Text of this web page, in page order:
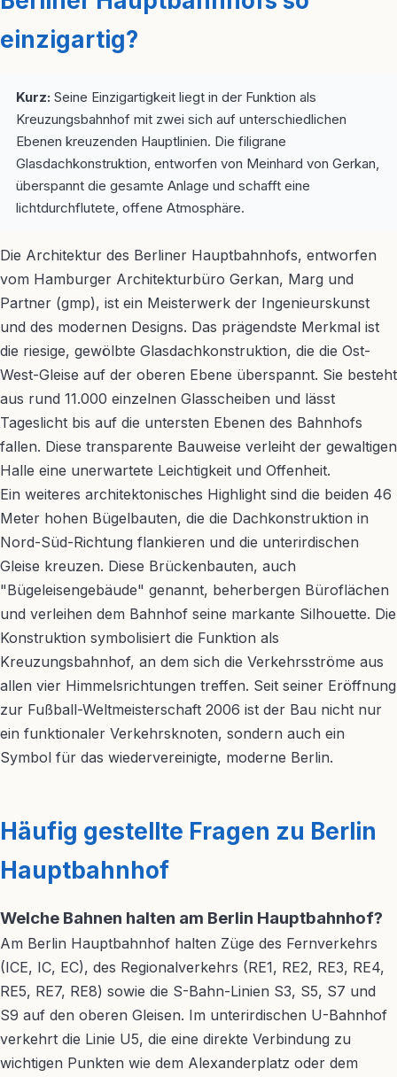
einzigartig?
Kurz: Seine Einzigartigkeit liegt in der Funktion als
Kreuzungsbahnhof mit zwei sich auf unterschiedlichen
Ebenen kreuzenden Hauptlinien. Die filigrane
Glasdachkonstruktion, entworfen von Meinhard von Gerkan,
überspannt die gesamte Anlage und schafft eine
lichtdurchflutete, offene Atmosphäre.
Die Architektur des Berliner Hauptbahnhofs, entworfen
vom Hamburger Architekturbüro Gerkan, Marg und
Partner (gmp), ist ein Meisterwerk der Ingenieurskunst
und des modernen Designs. Das prägendste Merkmal ist
die riesige, gewölbte Glasdachkonstruktion, die die Ost-
West-Gleise auf der oberen Ebene überspannt. Sie besteht
aus rund 11.000 einzelnen Glasscheiben und lässt
Tageslicht bis auf die untersten Ebenen des Bahnhofs
fallen. Diese transparente Bauweise verleiht der gewaltigen
Halle eine unerwartete Leichtigkeit und Offenheit.
Ein weiteres architektonisches Highlight sind die beiden 46
Meter hohen Bügelbauten, die die Dachkonstruktion in
Nord-Süd-Richtung flankieren und die unterirdischen
Gleise kreuzen. Diese Brückenbauten, auch
"Bügeleisengebäude" genannt, beherbergen Büroflächen
und verleihen dem Bahnhof seine markante Silhouette. Die
Konstruktion symbolisiert die Funktion als
Kreuzungsbahnhof, an dem sich die Verkehrsströme aus
allen vier Himmelsrichtungen treffen. Seit seiner Eröffnung
zur Fußball-Weltmeisterschaft 2006 ist der Bau nicht nur
ein funktionaler Verkehrsknoten, sondern auch ein
Symbol für das wiedervereinigte, moderne Berlin.
Häufig gestellte Fragen zu Berlin
Hauptbahnhof
Welche Bahnen halten am Berlin Hauptbahnhof?
Am Berlin Hauptbahnhof halten Züge des Fernverkehrs
(ICE, IC, EC), des Regionalverkehrs (RE1, RE2, RE3, RE4,
RE5, RE7, RE8) sowie die S-Bahn-Linien S3, S5, S7 und
S9 auf den oberen Gleisen. Im unterirdischen U-Bahnhof
verkehrt die Linie U5, die eine direkte Verbindung zu
wichtigen Punkten wie dem Alexanderplatz oder dem